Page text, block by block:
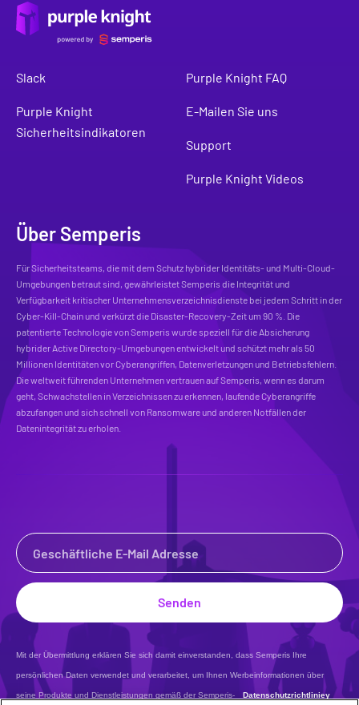
Slack
Purple Knight
Sicherheitsindikatoren
Purple Knight FAQ
E-Mailen Sie uns
Support
Purple Knight Videos
Über Semperis
Für Sicherheitsteams, die mit dem Schutz hybrider Identitäts- und Multi-Cloud-
Umgebungen betraut sind, gewährleistet Semperis die Integrität und
Verfügbarkeit kritischer Unternehmensverzeichnisdienste bei jedem Schritt in der
Cyber-Kill-Chain und verkürzt die Disaster-Recovery-Zeit um 90 %. Die
patentierte Technologie von Semperis wurde speziell für die Absicherung
hybrider Active Directory-Umgebungen entwickelt und schützt mehr als 50
Millionen Identitäten vor Cyberangriffen, Datenverletzungen und Betriebsfehlern.
Die weltweit führenden Unternehmen vertrauen auf Semperis, wenn es darum
geht, Schwachstellen in Verzeichnissen zu erkennen, laufende Cyberangriffe
abzufangen und sich schnell von Ransomware und anderen Notfällen der
Datenintegrität zu erholen.
Mit der Übermittlung erklären Sie sich damit einverstanden, dass Semperis Ihre
persönlichen Daten verwendet und verarbeitet, um Ihnen Werbeinformationen über
seine Produkte und Dienstleistungen gemäß der Semperis- Datenschutzrichtliniey
Senden